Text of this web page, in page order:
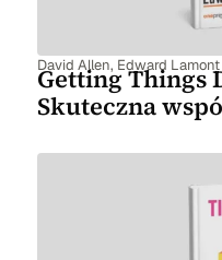
David Allen, Edward Lamont
Getting Things
Skuteczna